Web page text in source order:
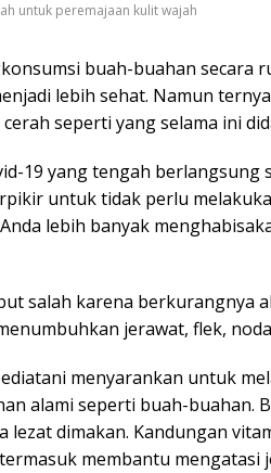
untuk peremajaan kulit wajah
buah-buahan secara
lebih sehat. Namun
seperti yang selama ini
19 yang tengah
untuk tidak perlu
lebih banyak
salah karena berkurangnya
jerawat, flek,
menyarankan untuk
alami seperti buah-buahan.
lezat dimakan. Kandungan
membantu mengatasi